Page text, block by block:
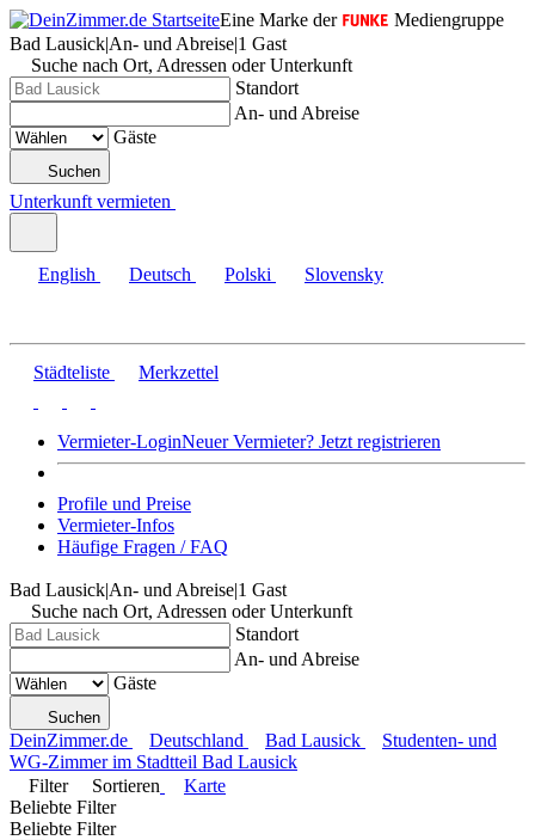
Eine Marke der
Mediengruppe
Bad Lausick|An- und Abreise|1 Gast
Suche nach Ort, Adressen oder Unterkunft
Standort
An- und Abreise
Gäste
Suchen
Unterkunft vermieten
English Deutsch Polski Slovensky
Städteliste Merkzettel
Vermieter-LoginNeuer Vermieter? Jetzt registrieren
Profile und Preise
Vermieter-Infos
Häufige Fragen / FAQ
Bad Lausick|An- und Abreise|1 Gast
Suche nach Ort, Adressen oder Unterkunft
Standort
An- und Abreise
Gäste
Suchen
DeinZimmer.de Deutschland Bad Lausick
Studenten- und
WG-Zimmer im Stadtteil Bad Lausick
Filter
Sortieren
Karte
Beliebte Filter
Beliebte Filter